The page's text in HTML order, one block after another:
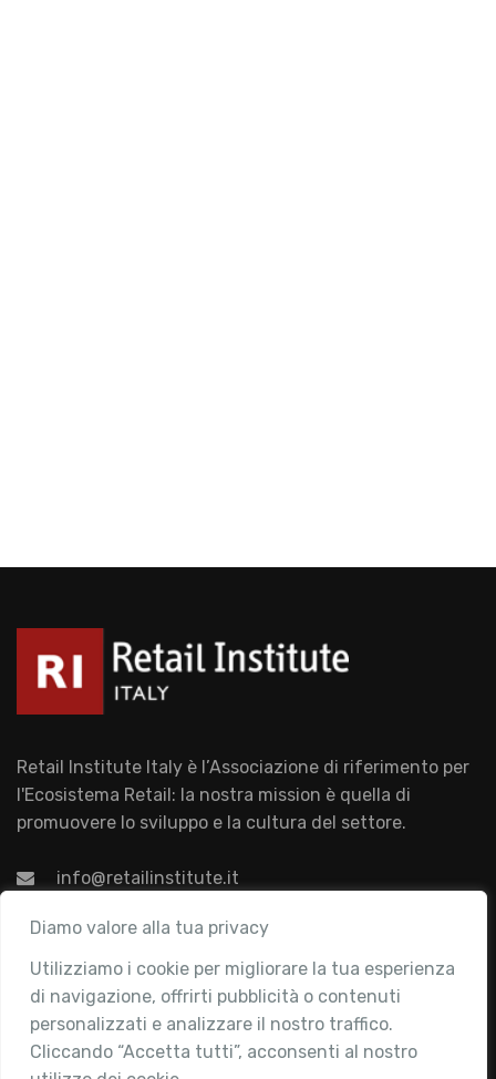
Diamo valore alla tua privacy
Utilizziamo i cookie per migliorare la tua esperienza
di navigazione, offrirti pubblicità o contenuti
personalizzati e analizzare il nostro traffico.
Cliccando “Accetta tutti”, acconsenti al nostro
Retail Institute Italy è l’Associazione di riferimento per
l'Ecosistema Retail: la nostra mission è quella di
promuovere lo sviluppo e la cultura del settore.
info@retailinstitute.it
Associazione
Chi siamo
Attività
Contatti